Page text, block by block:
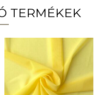
TERMÉKEK